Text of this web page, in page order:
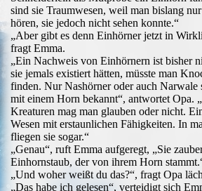
sind sie Traumwesen, weil man bislang
hören, sie jedoch nicht sehen konnte.“
„Aber gibt es denn Einhörner jetzt in
fragt Emma.
„Ein Nachweis von Einhörnern ist bisher
sie jemals existiert hätten, müsste man
finden. Nur Nashörner oder auch Narwale
mit einem Horn bekannt“, antwortet Opa.
Kreaturen mag man glauben oder nicht.
Wesen mit erstaunlichen Fähigkeiten. In
fliegen sie sogar.“
„Genau“, ruft Emma aufgeregt, „Sie
Einhornstaub, der von ihrem Horn
„Und woher weißt du das?“, fragt Opa
„Das habe ich gelesen“, verteidigt sich